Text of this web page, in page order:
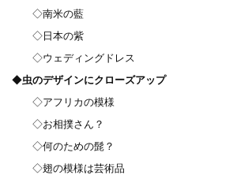
◇南米の藍
◇日本の紫
◇ウェディングドレス
◆虫のデザインにクローズアップ
◇アフリカの模様
◇お相撲さん？
◇何のための髭？
◇翅の模様は芸術品